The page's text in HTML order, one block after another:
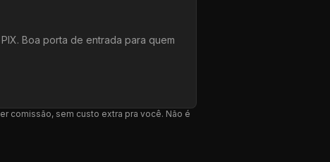
Boa porta de entrada para quem
comissão, sem custo extra pra você. Não é